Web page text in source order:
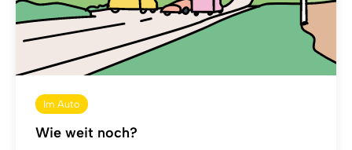
Im Auto
Wie weit noch?